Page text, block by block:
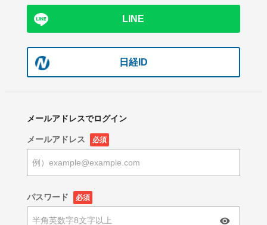
LINE
日経ID
メールアドレスでログイン
メールアドレス 必須
パスワード 必須